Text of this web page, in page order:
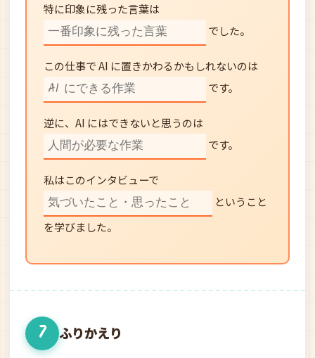
特に印象に残った言葉は
でした。
この仕事で AI に置きかわるかもしれないのは
です。
逆に、AI にはできないと思うのは
です。
私はこのインタビューで
ということ
を学びました。
7 ふりかえり